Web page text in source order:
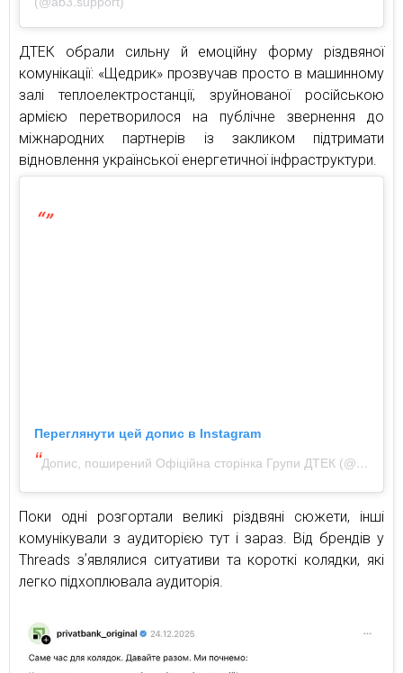
ДТЕК обрали сильну й емоційну форму різдвяної
комунікації: «Щедрик» прозвучав просто в машинному
залі теплоелектростанції, зруйнованої російською
армією перетворилося на публічне звернення до
міжнародних партнерів із закликом підтримати
відновлення української енергетичної інфраструктури.
Переглянути цей допис в Instagram
Допис, поширений Офіційна сторінка Групи ДТЕК (@dtek.ua)
Поки одні розгортали великі різдвяні сюжети, інші
комунікували з аудиторією тут і зараз. Від брендів у
Threads зʼявлялися ситуативи та короткі колядки, які
легко підхоплювала аудиторія.